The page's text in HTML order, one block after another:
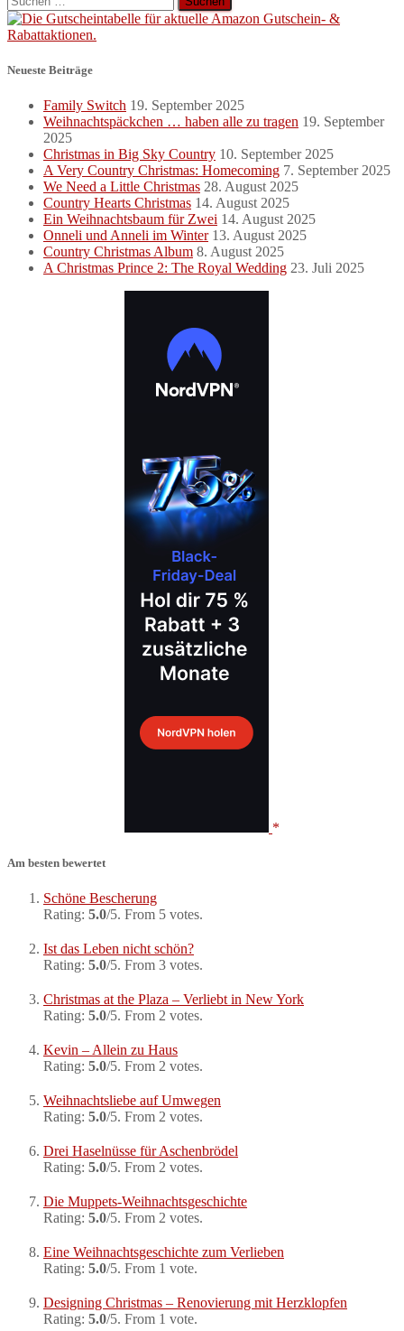
nach:
Neueste Beiträge
Family Switch 19. September 2025
Weihnachtspäckchen … haben alle zu tragen 19. September
2025
Christmas in Big Sky Country 10. September 2025
A Very Country Christmas: Homecoming 7. September 2025
We Need a Little Christmas 28. August 2025
Country Hearts Christmas 14. August 2025
Ein Weihnachtsbaum für Zwei 14. August 2025
Onneli und Anneli im Winter 13. August 2025
Country Christmas Album 8. August 2025
A Christmas Prince 2: The Royal Wedding 23. Juli 2025
Am besten bewertet
Schöne Bescherung
Rating: 5.0/5. From 5 votes.
Ist das Leben nicht schön?
Rating: 5.0/5. From 3 votes.
Christmas at the Plaza – Verliebt in New York
Rating: 5.0/5. From 2 votes.
Kevin – Allein zu Haus
Rating: 5.0/5. From 2 votes.
Weihnachtsliebe auf Umwegen
Rating: 5.0/5. From 2 votes.
Drei Haselnüsse für Aschenbrödel
Rating: 5.0/5. From 2 votes.
Die Muppets-Weihnachtsgeschichte
Rating: 5.0/5. From 2 votes.
Eine Weihnachtsgeschichte zum Verlieben
Rating: 5.0/5. From 1 vote.
Designing Christmas – Renovierung mit Herzklopfen
Rating: 5.0/5. From 1 vote.